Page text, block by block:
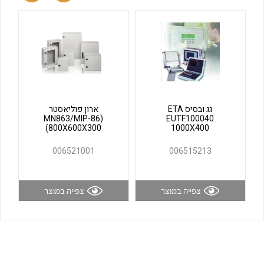
לכל מוצרי היצרן לכל מוצרי היצרן
גג ובסיס ETA
EUTF100040
1000X400
006515213
צפייה במוצר
ארון פוליאסטר
(MN863/MIP-86
(800X600X300
006521001
צפייה במוצר